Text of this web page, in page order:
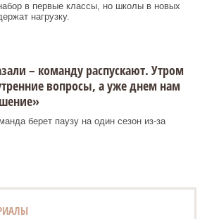
в первые классы, но школы в новых
нагрузку.
– команду распускают. Утром
вопросы, а уже днем нам
берет паузу на один сезон из-за